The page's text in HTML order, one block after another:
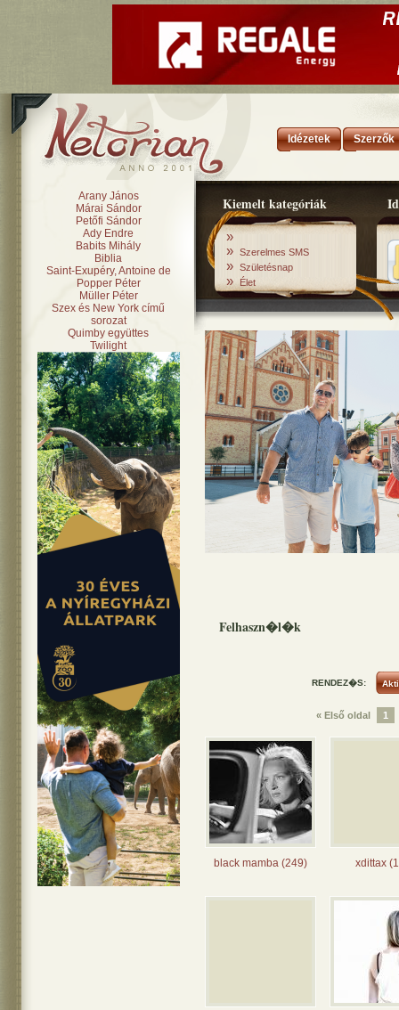
Idézetek Szerzők
Kiemelt kategóriák
»
» Szerelmes SMS
» Születésnap
» Élet
Arany János
Márai Sándor
Petőfi Sándor
Ady Endre
Babits Mihály
Biblia
Saint-Exupéry, Antoine de
Popper Péter
Müller Péter
Szex és New York című
sorozat
Quimby együttes
Twilight
Felhaszn�l�k
RENDEZ�S:
« Első oldal 1
black mamba (249) xdittax